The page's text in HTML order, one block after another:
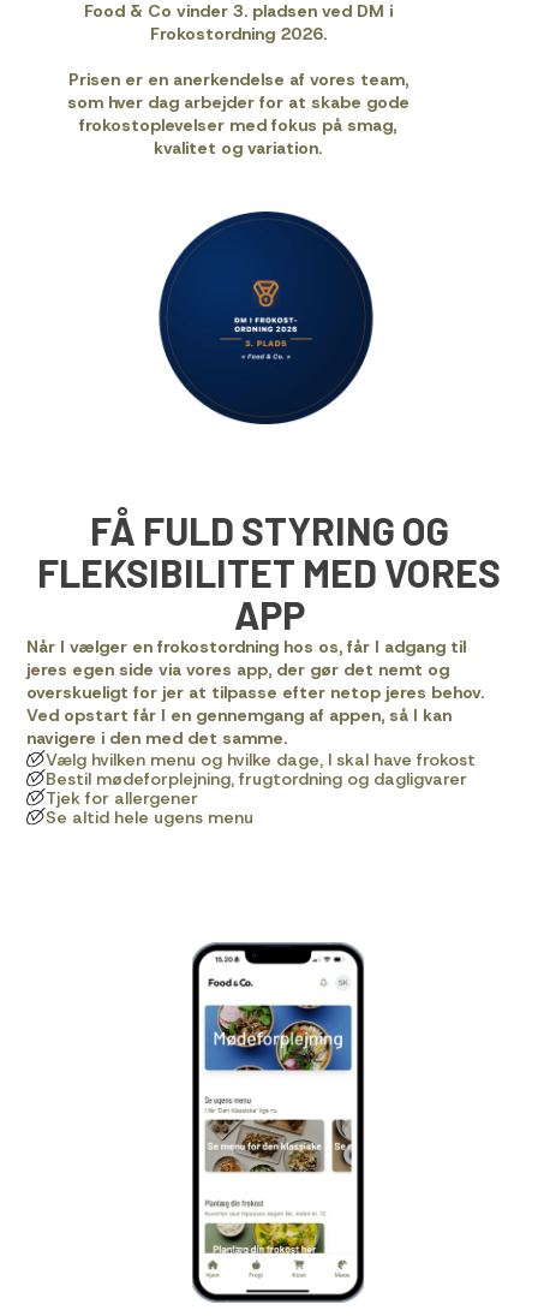
Food & Co vinder 3. pladsen ved DM i
Frokostordning 2026.
Prisen er en anerkendelse af vores team,
som hver dag arbejder for at skabe gode
frokostoplevelser med fokus på smag,
kvalitet og variation.
FÅ FULD STYRING OG
FLEKSIBILITET MED VORES
APP
Når I vælger en frokostordning hos os, får I adgang til
jeres egen side via vores app, der gør det nemt og
overskueligt for jer at tilpasse efter netop jeres behov.
Ved opstart får I en gennemgang af appen, så I kan
navigere i den med det samme.
Vælg hvilken menu og hvilke dage, I skal have frokost
Bestil mødeforplejning, frugtordning og dagligvarer
Tjek for allergener
Se altid hele ugens menu